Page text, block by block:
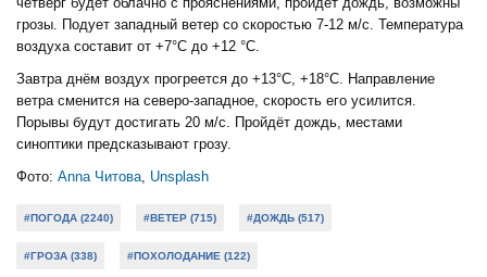
грозы. Подует западный ветер со скоростью 7-12 м/с. Температура
воздуха составит от +7°C до +12 °C.
Завтра днём воздух прогреется до +13°C, +18°C. Направление
ветра сменится на северо-западное, скорость его усилится.
Порывы будут достигать 20 м/с. Пройдёт дождь, местами
синоптики предсказывают грозу.
Фото: Anna Читова Unsplash
#ПОГОДА (2240) #ВЕТЕР (715) #ДОЖДЬ (517)
#ГРОЗА (338) #ПОХОЛОДАНИЕ (122)